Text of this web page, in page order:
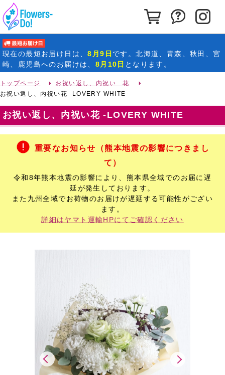
カートを見る
お問い合
現在の最短お届け日 は、8月9日 です。北海道、青森、秋田、宮
崎、鹿児島へのお届けは、 8月10日 となります。
トップページ
お祝い返し、内祝い 花
お祝い返し、内祝い花 -LOVERY WHITE
お祝い返し、内祝い花 -LOVERY WHITE
重要なお知らせ（熊本地震の影響につきまし
て）
令和8年熊本地震の影響により、熊本県全域でのお届に遅
延が発生しております。
また九州全域でお荷物のお届けが遅延する可能性がござい
ます。
詳細はヤマト運輸HPにてご確認ください